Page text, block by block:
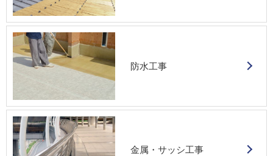
防水工事
金属・サッシ工事